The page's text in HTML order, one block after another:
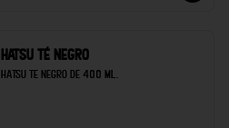
Hatsu té negro
Hatsu te negro de 400 ml.